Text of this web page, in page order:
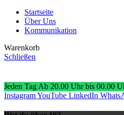
Startseite
Über Uns
Kommunikation
Warenkorb
Schließen
Jeden Tag Ab 20.00 Uhr bis 00.00
InstagramYouTube LinkedIn